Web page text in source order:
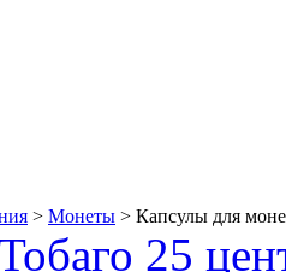
> Монеты > Капсулы для
25